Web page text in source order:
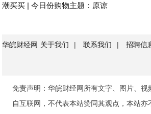
潮买买 | 今日份购物主题：原谅
华皖财经网 关于我们 | 联系我们 | 招聘信
免责声明：华皖财经网所有文字、图片、视
自互联网，不代表本站赞同其观点，本站亦